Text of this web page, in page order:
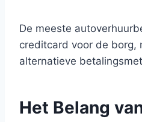
De meeste
creditcard voor de borg,
alternatieve
Het Belang